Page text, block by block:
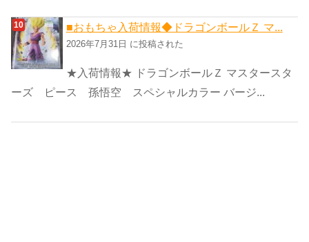
■おもちゃ入荷情報◆ドラゴンボールＺ マ...
2026年7月31日 に投稿された
★入荷情報★ ドラゴンボールＺ マスタースタ
ーズ ピース 孫悟空 スペシャルカラー バージ...